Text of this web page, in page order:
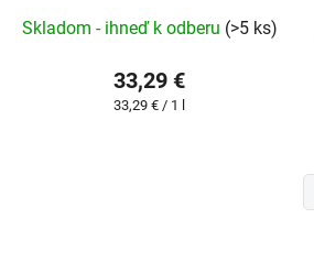
Skladom - ihneď k odberu (>5 ks)
33,29 €
Jednotková
33,29 € / 1 l